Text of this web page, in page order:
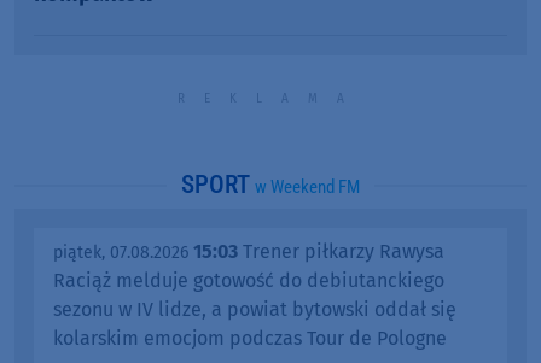
SPORT w Weekend FM
piątek, 07.08.2026 15:03 Trener piłkarzy Rawysa
Raciąż melduje gotowość do debiutanckiego
sezonu w IV lidze, a powiat bytowski oddał się
kolarskim emocjom podczas Tour de Pologne